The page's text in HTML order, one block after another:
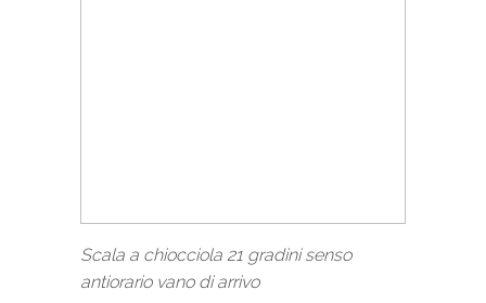
Scala a chiocciola 21 gradini senso
antiorario vano di arrivo